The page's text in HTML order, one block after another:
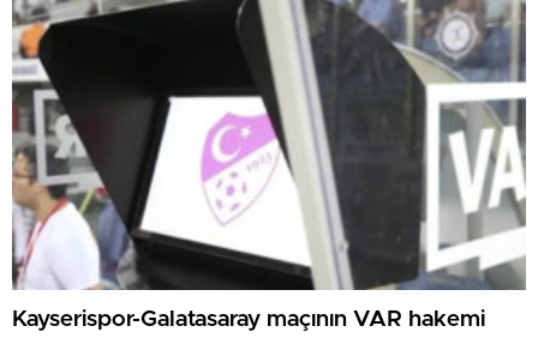
Kayserispor-Galatasaray maçının VAR hakemi